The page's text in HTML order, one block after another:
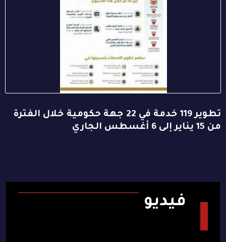
تطوير 119 خدمة في 22 جهة حكومية خلال الفترة
من 15 يناير إلى 6 أغسطس الجاري
فيديو